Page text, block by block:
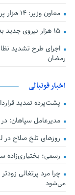
معاون وزیر: ۱۴ هزار پرستار در مراکز درمانی کشور فعالیت می‌کنند
۱۵ هزار نیروی جدید به نظام سلامت کشور افزوده شد
اجرای طرح تشدید
رمضان
اخبار فوتبالی
پشت‌پرده تمدید
مدیرعامل سپاهان:
روزهای تلخ صلاح در
رسمی؛ بختیاری‌زاده
چرا مرد پرتغالی
می‌شود